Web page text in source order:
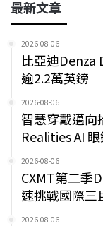
最新文章
2026-08-06
比亞迪Denza
逾2.2萬英鎊
2026-08-06
智慧穿戴邁向
Realities AI
2026-08-06
CXMT第二季
速挑戰國際三
2026-08-06